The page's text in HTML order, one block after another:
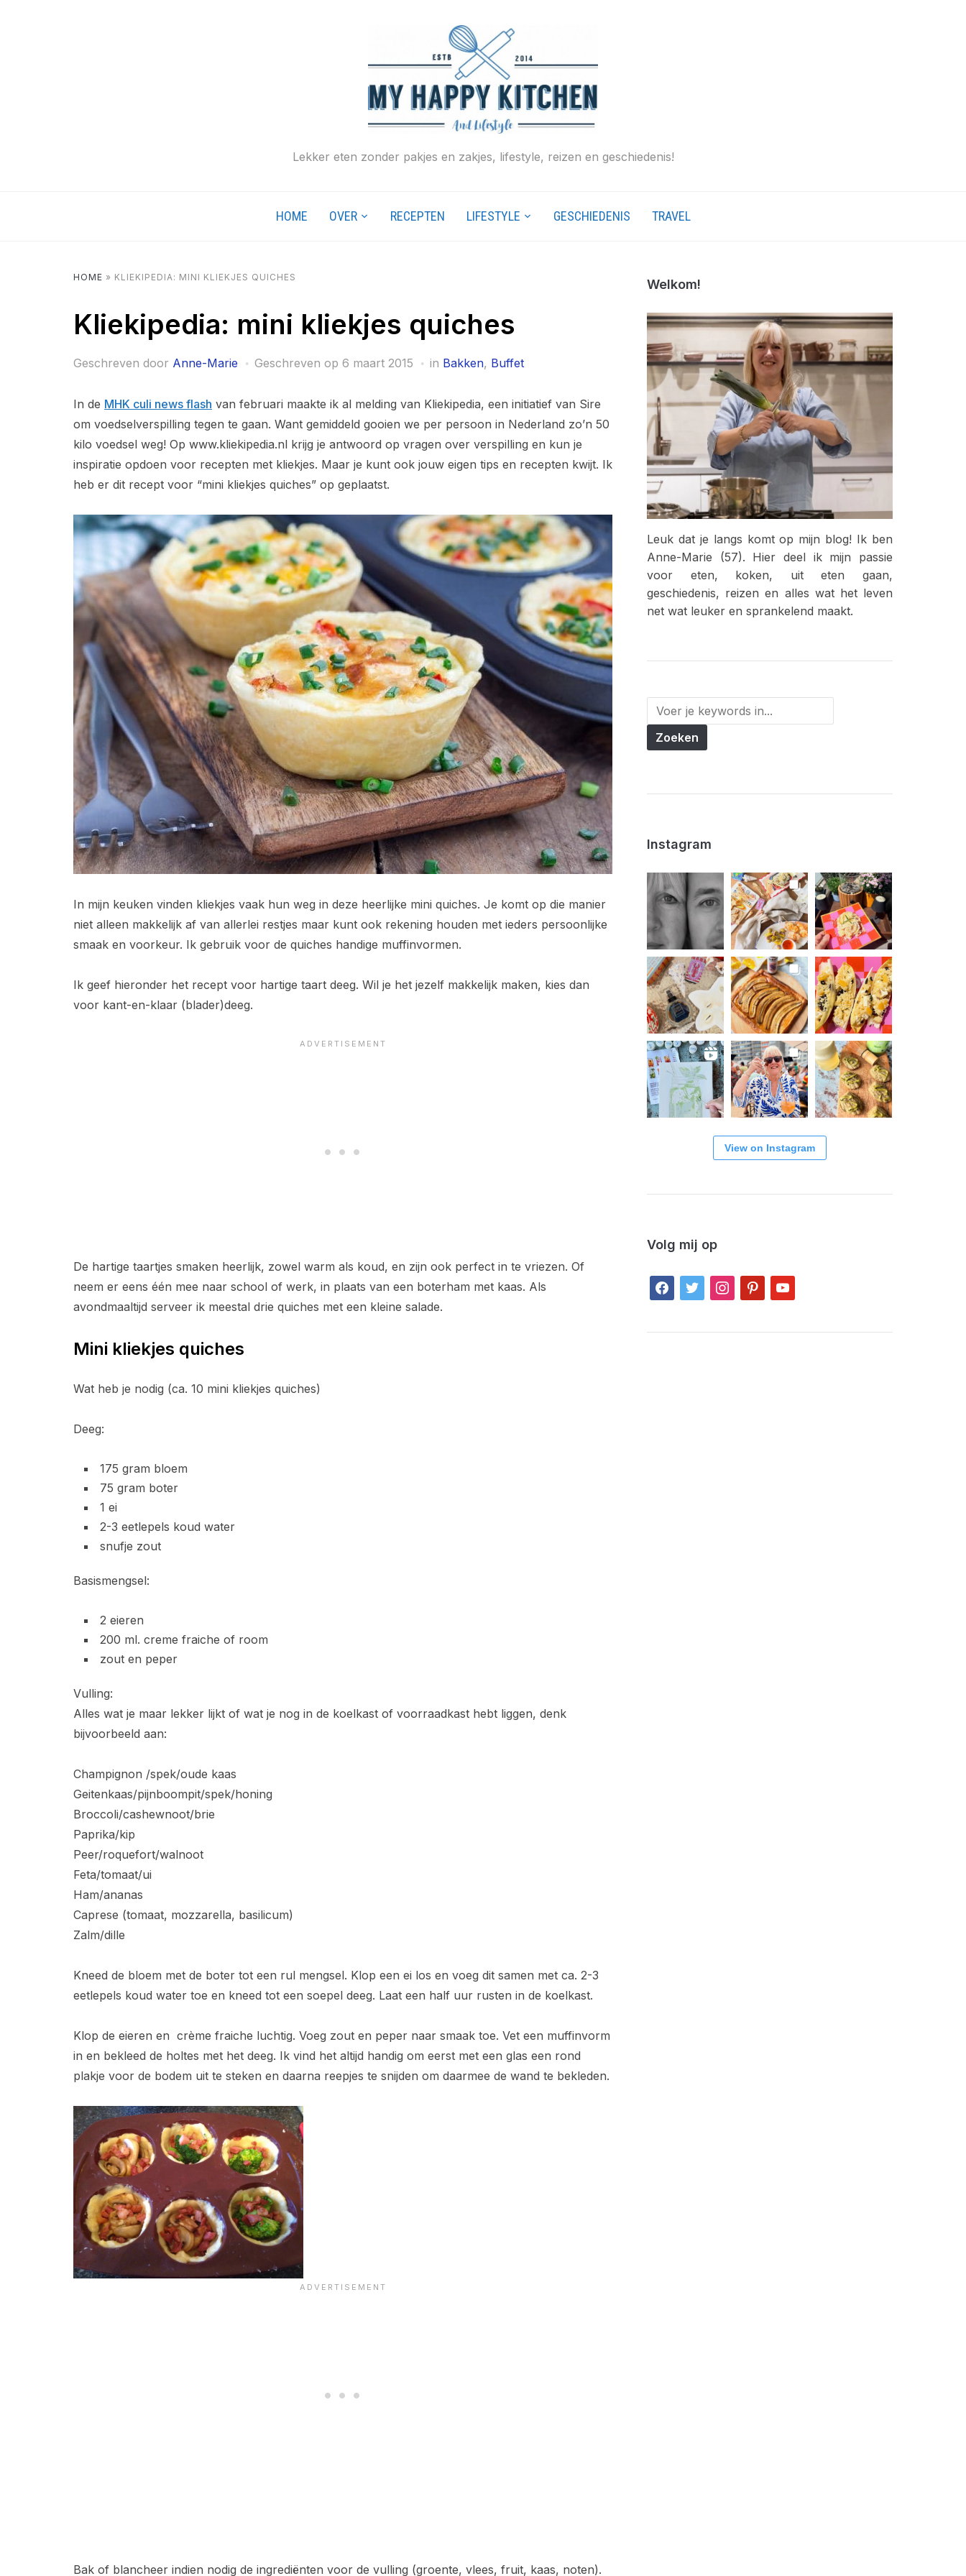
Lekker eten zonder pakjes en zakjes, lifestyle, reizen en geschiedenis!
HOME OVER RECEPTEN LIFESTYLE GESCHIEDENIS TRAVEL
HOME » KLIEKIPEDIA: MINI KLIEKJES QUICHES
Kliekipedia: mini kliekjes quiches
Geschreven door Anne-Marie Geschreven op 6 maart 2015 in Bakken, Buffet
In de MHK culi news flash van februari maakte ik al melding van Kliekipedia, een initiatief van Sire
om voedselverspilling tegen te gaan. Want gemiddeld gooien we per persoon in Nederland zo’n 50
kilo voedsel weg! Op www.kliekipedia.nl krijg je antwoord op vragen over verspilling en kun je
inspiratie opdoen voor recepten met kliekjes. Maar je kunt ook jouw eigen tips en recepten kwijt. Ik
heb er dit recept voor “mini kliekjes quiches” op geplaatst.
In mijn keuken vinden kliekjes vaak hun weg in deze heerlijke mini quiches. Je komt op die manier
niet alleen makkelijk af van allerlei restjes maar kunt ook rekening houden met ieders persoonlijke
smaak en voorkeur. Ik gebruik voor de quiches handige muffinvormen.
Ik geef hieronder het recept voor hartige taart deeg. Wil je het jezelf makkelijk maken, kies dan
voor kant-en-klaar (blader)deeg.
De hartige taartjes smaken heerlijk, zowel warm als koud, en zijn ook perfect in te vriezen. Of
neem er eens één mee naar school of werk, in plaats van een boterham met kaas. Als
avondmaaltijd serveer ik meestal drie quiches met een kleine salade.
Mini kliekjes quiches
Wat heb je nodig (ca. 10 mini kliekjes quiches)
Deeg:
175 gram bloem
75 gram boter
1 ei
2-3 eetlepels koud water
snufje zout
Basismengsel:
2 eieren
200 ml. creme fraiche of room
zout en peper
Vulling:
Alles wat je maar lekker lijkt of wat je nog in de koelkast of voorraadkast hebt liggen, denk
bijvoorbeeld aan:
Champignon /spek/oude kaas
Geitenkaas/pijnboompit/spek/honing
Broccoli/cashewnoot/brie
Paprika/kip
Peer/roquefort/walnoot
Feta/tomaat/ui
Ham/ananas
Caprese (tomaat, mozzarella, basilicum)
Zalm/dille
Kneed de bloem met de boter tot een rul mengsel. Klop een ei los en voeg dit samen met ca. 2-3
eetlepels koud water toe en kneed tot een soepel deeg. Laat een half uur rusten in de koelkast.
Klop de eieren en crème fraiche luchtig. Voeg zout en peper naar smaak toe. Vet een muffinvorm
in en bekleed de holtes met het deeg. Ik vind het altijd handig om eerst met een glas een rond
plakje voor de bodem uit te steken en daarna reepjes te snijden om daarmee de wand te bekleden.
Bak of blancheer indien nodig de ingrediënten voor de vulling (groente, vlees, fruit, kaas, noten).
Welkom!
Leuk dat je langs komt op mijn blog! Ik ben
Anne-Marie (57). Hier deel ik mijn passie
voor eten, koken, uit eten gaan,
geschiedenis, reizen en alles wat het leven
net wat leuker en sprankelend maakt.
Instagram
View on Instagram
Volg mij op
facebook
twitter instagrampinterestyoutube